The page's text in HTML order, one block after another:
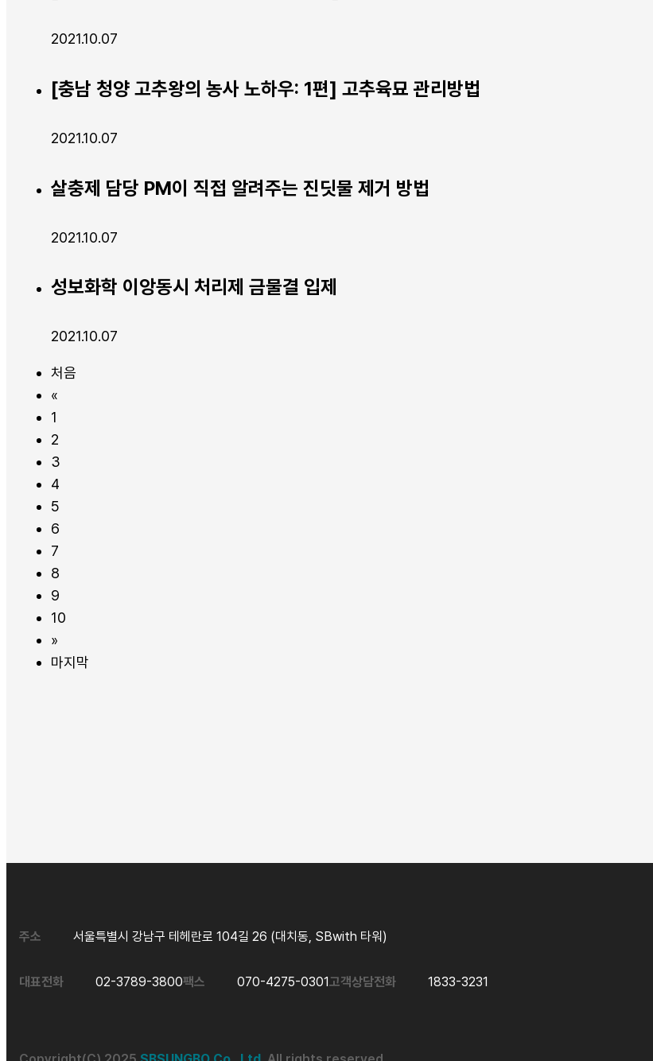
2021.10.07
[충남 청양 고추왕의 농사 노하우: 1편] 고추육묘 관리방법
2021.10.07
살충제 담당 PM이 직접 알려주는 진딧물 제거 방법
2021.10.07
성보화학 이앙동시 처리제 금물결 입제
2021.10.07
처음
«
1
2
3
4
5
6
7
8
9
10
»
마지막
주소 서울특별시 강남구 테헤란로 104길 26 (대치동, SBwith 타워)
대표전화 02-3789-3800팩스 070-4275-0301고객상담전화 1833-3231